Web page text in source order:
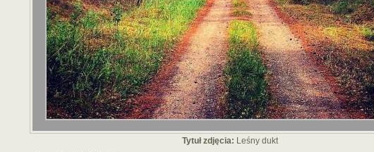
Tytuł zdjęcia: Leśny dukt